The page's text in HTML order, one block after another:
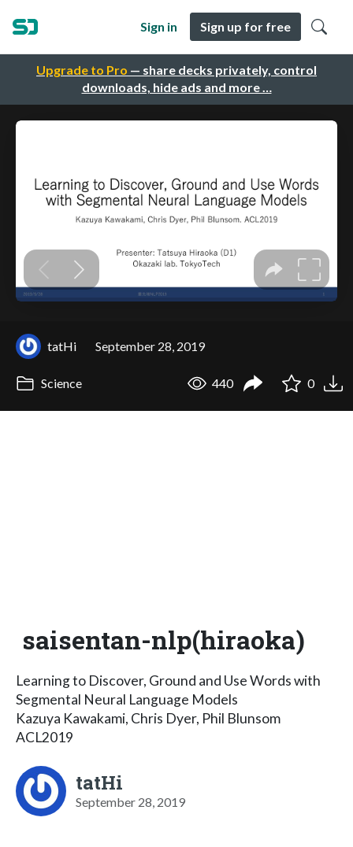
Upgrade to Pro — share decks privately, control
downloads, hide ads and more …
Sign in Sign up for free
tatHi September 28, 2019
Science 440 0
saisentan-nlp(hiraoka)
Learning to Discover, Ground and Use Words with
Segmental Neural Language Models
Kazuya Kawakami, Chris Dyer, Phil Blunsom
ACL2019
tatHi
September 28, 2019